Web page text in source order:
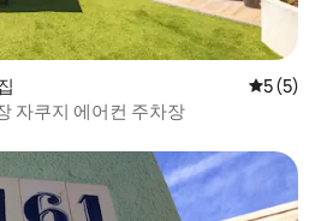
평점 5점
5 (5)
자쿠지 에어컨 주차장